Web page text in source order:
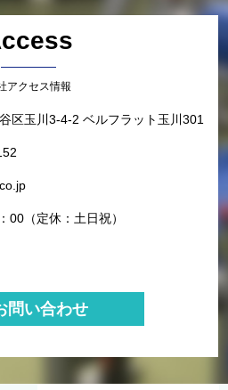
アクセス情報
区玉川3-4-2 ベルフラット玉川301
00（定休：土日祝）
問い合わせ